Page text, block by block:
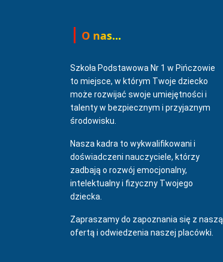
O nas...
Szkoła Podstawowa Nr 1 w Pińczowie
to miejsce, w którym Twoje dziecko
może rozwijać swoje umiejętności i
talenty w bezpiecznym i przyjaznym
środowisku.
Nasza kadra to wykwalifikowani i
doświadczeni nauczyciele, którzy
zadbają o rozwój emocjonalny,
intelektualny i fizyczny Twojego
dziecka.
Zapraszamy do zapoznania się z naszą
ofertą i odwiedzenia naszej placówki.